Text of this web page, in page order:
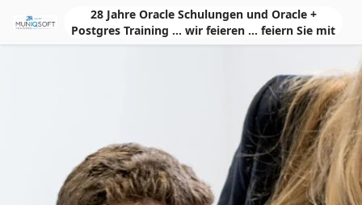
Skip to Main Content28 Jahre Oracle Schulungen und Oracle +
Postgres Training ... wir feieren ... feiern Sie mit